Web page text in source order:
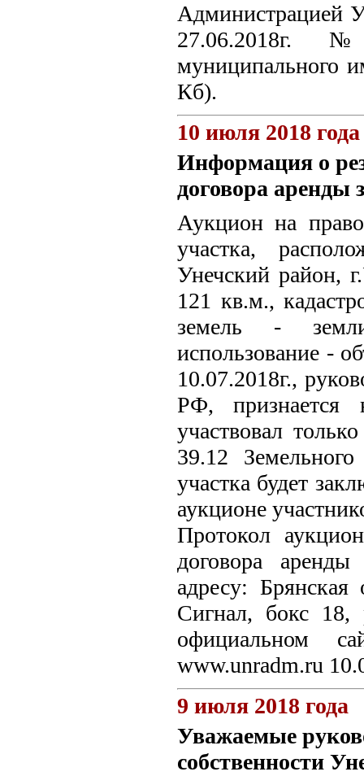
Администрацией
27.06.2018г.
муниципального
Кб).
10 июля 2018 года
Информация о
договора аренды
Аукцион на
участка,
Унечский район,
121 кв.м.,
земель -
использование -
10.07.2018г.,
РФ, признается
участвовал
39.12
участка будет
аукционе
Протокол
договора аренды
адресу:
Сигнал, бокс 18,
официальном
www.unradm.ru
9 июля 2018 года
Уважаемые
собственности